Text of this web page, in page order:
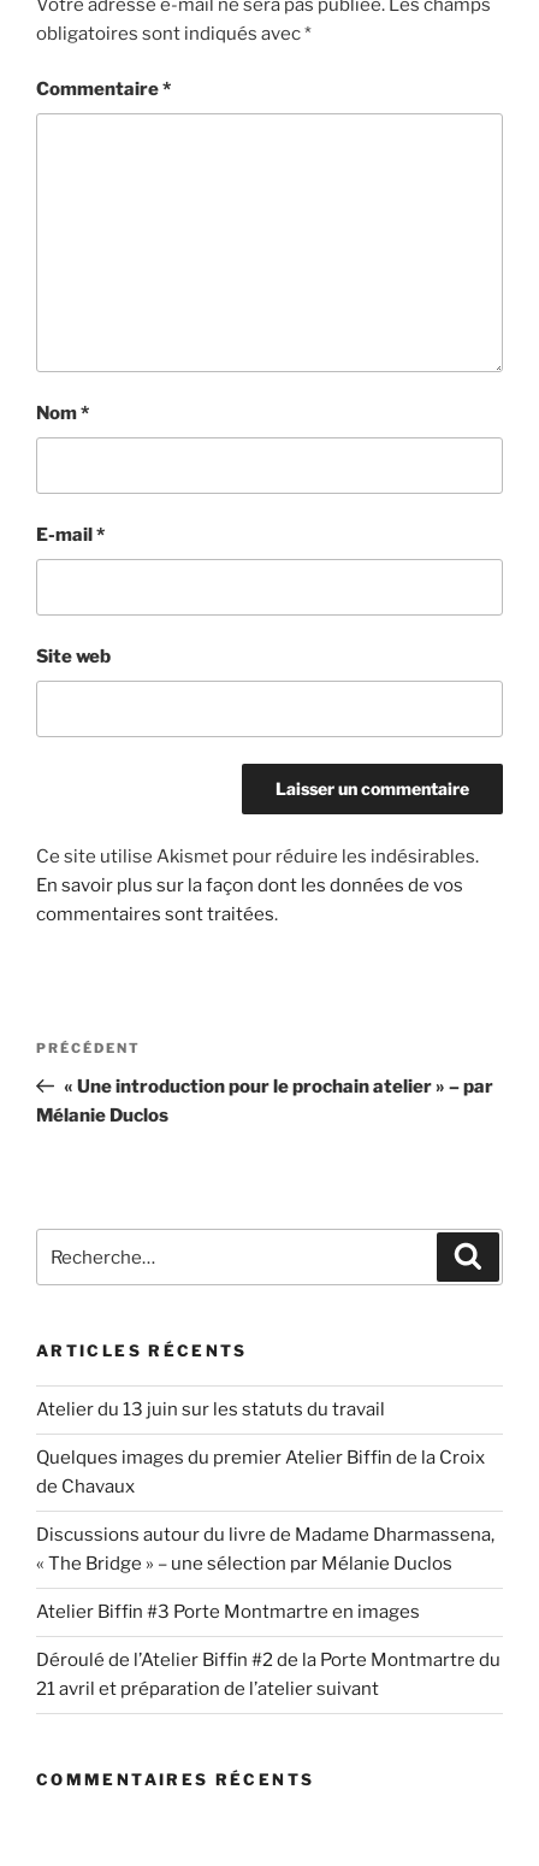
obligatoires sont indiqués avec*
Commentaire*
Nom*
E-mail*
Site web
Ce site utilise Akismet pour réduire les indésirables.
En savoir plus sur la façon dont les données de vos
commentaires sont traitées.
Navigation
l’article
Article
précédent
PRÉCÉDENT
« Une introduction pour le prochain atelier » – par
Mélanie Duclos
pour
ARTICLES RÉCENTS
Atelier du 13 juin sur les statuts du travail
Quelques images du premier Atelier Biffin de la Croix
de Chavaux
Discussions autour du livre de Madame Dharmassena,
« The Bridge » – une sélection par Mélanie Duclos
Atelier Biffin #3 Porte Montmartre en images
Déroulé de l’Atelier Biffin #2 de la Porte Montmartre du
21 avril et préparation de l’atelier suivant
COMMENTAIRES RÉCENTS